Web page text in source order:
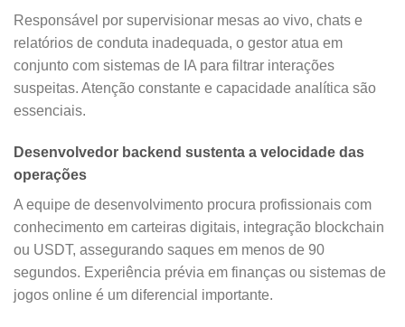
Responsável por supervisionar mesas ao vivo, chats e
relatórios de conduta inadequada, o gestor atua em
conjunto com sistemas de IA para filtrar interações
suspeitas. Atenção constante e capacidade analítica são
essenciais.
Desenvolvedor backend sustenta a velocidade das
operações
A equipe de desenvolvimento procura profissionais com
conhecimento em carteiras digitais, integração blockchain
ou USDT, assegurando saques em menos de 90
segundos. Experiência prévia em finanças ou sistemas de
jogos online é um diferencial importante.